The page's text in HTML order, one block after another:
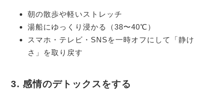
朝の散歩や軽いストレッチ
湯船にゆっくり浸かる（38〜40℃）
スマホ・テレビ・SNSを一時オフにして「静け
さ」を取り戻す
3.感情のデトックスをする